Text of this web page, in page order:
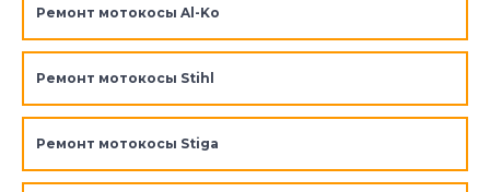
Ремонт мотокосы Al-Ko
Ремонт мотокосы Stihl
Ремонт мотокосы Stiga